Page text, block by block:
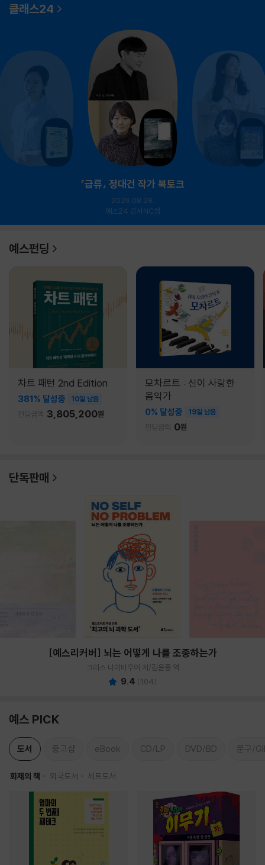
클래스24
『급류』 정대건 작가 북토크
2026.08.28.
예스24 강서NC점
예스펀딩
차트 패턴 2nd Edition
381% 달성중 10일 남음
펀딩금액 3,805,200원
모차르트 : 신이 사랑한
음악가
0% 달성중 19일 남음
펀딩금액 0원
단독판매
[예스리커버] 뇌는 어떻게 나를 조종하는가
크리스 나이바우어 저/김윤종 역
9.4 (104)
예스 PICK
도서 중고샵 eBook CD/LP DVD/BD 문구/
화제의 책 외국도서 세트도서